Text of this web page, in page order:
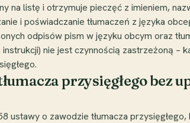
na listę i otrzymuje pieczęć z imieniem,
i poświadczanie tłumaczeń z języka
odpisów pism w języku obcym oraz
nie jest czynnością zastrzeżoną
przysięgłego bez
ustawy o zawodzie tłumacza